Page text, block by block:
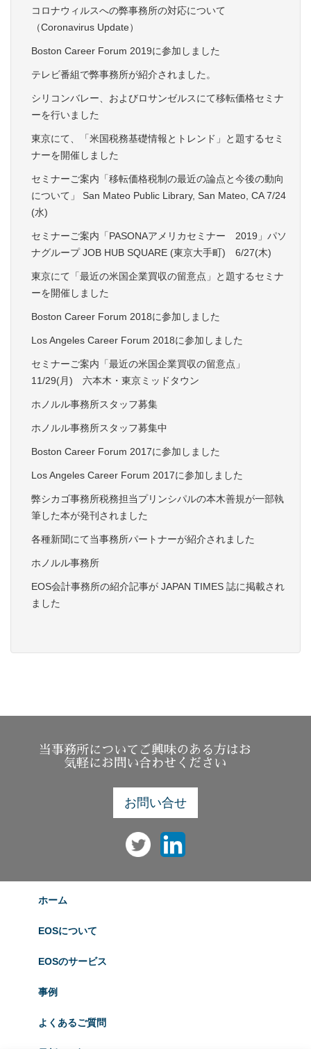
コロナウィルスへの弊事務所の対応について
（Coronavirus Update）
Boston Career Forum 2019に参加しました
テレビ番組で弊事務所が紹介されました。
シリコンバレー、およびロサンゼルスにて移転価格セミナ
ーを行いました
東京にて、「米国税務基礎情報とトレンド」と題するセミ
ナーを開催しました
セミナーご案内「移転価格税制の最近の論点と今後の動向
について」 San Mateo Public Library, San Mateo, CA 7/24
(水)
セミナーご案内「PASONAアメリカセミナー 2019」パソ
ナグループ JOB HUB SQUARE (東京大手町) 6/27(木)
東京にて「最近の米国企業買収の留意点」と題するセミナ
ーを開催しました
Boston Career Forum 2018に参加しました
Los Angeles Career Forum 2018に参加しました
セミナーご案内「最近の米国企業買収の留意点」
11/29(月) 六本木・東京ミッドタウン
ホノルル事務所スタッフ募集
ホノルル事務所スタッフ募集中
Boston Career Forum 2017に参加しました
Los Angeles Career Forum 2017に参加しました
弊シカゴ事務所税務担当プリンシパルの本木善規が一部執
筆した本が発刊されました
各種新聞にて当事務所パートナーが紹介されました
ホノルル事務所
EOS会計事務所の紹介記事が JAPAN TIMES 誌に掲載され
ました
当事務所についてご興味のある方はお
気軽にお問い合わせください
お問い合せ
ホーム
EOSについて
EOSのサービス
事例
よくあるご質問